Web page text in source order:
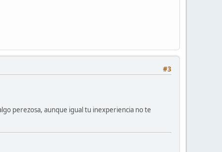
#3
perezosa, aunque igual tu inexperiencia no te